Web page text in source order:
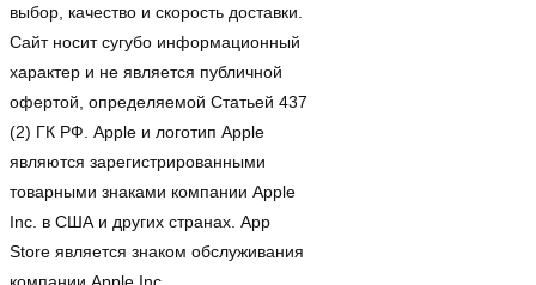
выбор, качество и скорость доставки.
Сайт носит сугубо информационный
характер и не является публичной
офертой, определяемой Статьей 437
(2) ГК РФ. Apple и логотип Apple
являются зарегистрированными
товарными знаками компании Apple
Inc. в США и других странах. App
Store является знаком обслуживания